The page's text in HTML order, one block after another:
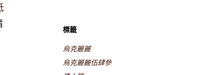
標籤
烏克麗麗
烏克麗麗伍肆參